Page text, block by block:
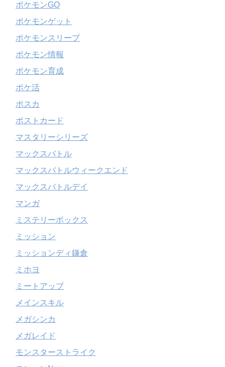
ポケモンGO
ポケモンゲット
ポケモンスリープ
ポケモン情報
ポケモン育成
ポケ活
ポスカ
ポストカード
マスタリーシリーズ
マックスバトル
マックスバトルウィークエンド
マックスバトルデイ
マンガ
ミステリーボックス
ミッション
ミッションディ鎌倉
ミホヨ
ミートアップ
メインスキル
メガシンカ
メガレイド
モンスターストライク